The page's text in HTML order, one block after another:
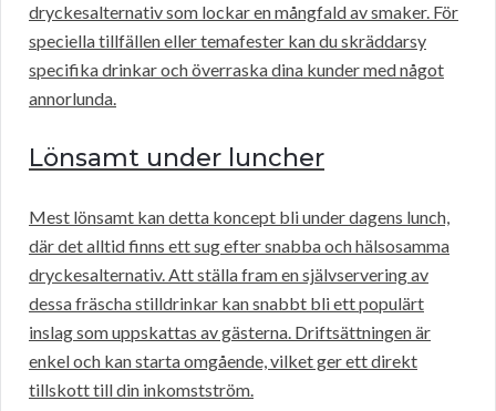
dryckesalternativ som lockar en mångfald av smaker. För
speciella tillfällen eller temafester kan du skräddarsy
specifika drinkar och överraska dina kunder med något
annorlunda.
Lönsamt under luncher
Mest lönsamt kan detta koncept bli under dagens lunch,
där det alltid finns ett sug efter snabba och hälsosamma
dryckesalternativ. Att ställa fram en självservering av
dessa fräscha stilldrinkar kan snabbt bli ett populärt
inslag som uppskattas av gästerna. Driftsättningen är
enkel och kan starta omgående, vilket ger ett direkt
tillskott till din inkomstström.